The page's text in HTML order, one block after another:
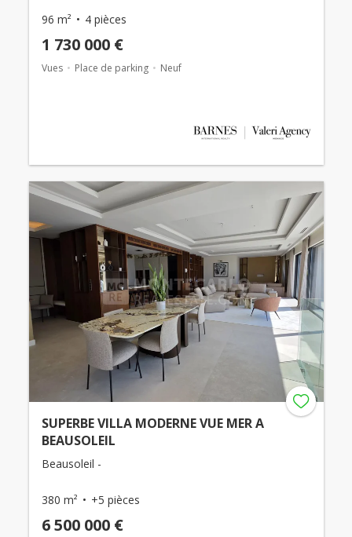
96 m² 4 pièces
1 730 000 €
Vues Place de parking Neuf
SUPERBE VILLA MODERNE VUE MER A
BEAUSOLEIL
Beausoleil -
380 m² +5 pièces
6 500 000 €